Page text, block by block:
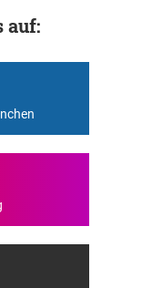
auf: